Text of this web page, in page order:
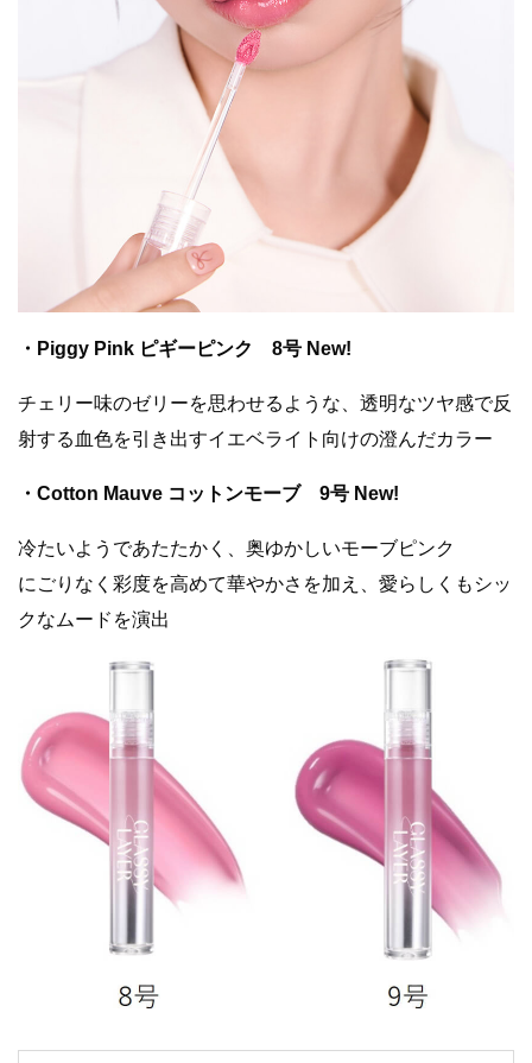
・Piggy Pink ピギーピンク 8号 New!
チェリー味のゼリーを思わせるような、透明なツヤ感で反
射する血色を引き出すイエベライト向けの澄んだカラー
・Cotton Mauve コットンモーブ 9号 New!
冷たいようであたたかく、奥ゆかしいモーブピンク
にごりなく彩度を高めて華やかさを加え、愛らしくもシッ
クなムードを演出